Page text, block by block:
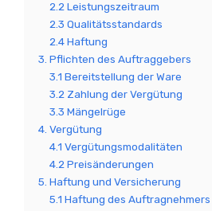
2.2 Leistungszeitraum
2.3 Qualitätsstandards
2.4 Haftung
3. Pflichten des Auftraggebers
3.1 Bereitstellung der Ware
3.2 Zahlung der Vergütung
3.3 Mängelrüge
4. Vergütung
4.1 Vergütungsmodalitäten
4.2 Preisänderungen
5. Haftung und Versicherung
5.1 Haftung des Auftragnehmers